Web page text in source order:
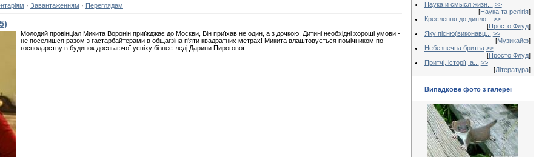
· Завантаженням · Переглядам
Молодий провінціал Микита Воронін приїжджає до Москви, Він приїхав не один, а з дочкою. Дитині необхідні хороші умови -
не поселишся разом з гастарбайтерами в общагзіна п'яти квадратних метрах! Микита влаштовується помічником по
господарству в будинок досягаючої успіху бізнес-леді Дарини Пирогової.
Наука и смысл жизн...
>>
[Наука та релігія]
Креслення до дипло...
>>
[Просто Флуд]
Яку пісню(виконавц...
>>
[Музикайф]
Небезпечна бритва >>
[Просто Флуд]
Притчі, історії, а...
>>
[Література]
Випадкове фото з галереї